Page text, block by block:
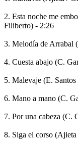
2. Esta noche me
Filiberto) - 2:26
3. Melodía de Arrabal
4. Cuesta abajo (C.
5. Malevaje (E.
6. Mano a mano (C.
7. Por una cabeza (C.
8. Siga el corso